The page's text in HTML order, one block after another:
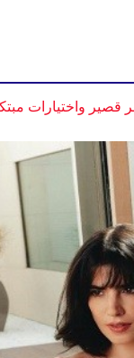
واختيارات